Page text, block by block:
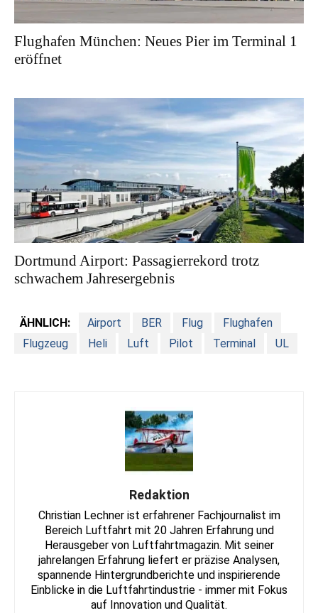
Flughafen München: Neues Pier im Terminal 1
eröffnet
Dortmund Airport: Passagierrekord trotz
schwachem Jahresergebnis
ÄHNLICH: Airport BER Flug
Flughafen
Flugzeug
Heli Luft Pilot Terminal UL
Redaktion
Christian Lechner ist erfahrener Fachjournalist im
Bereich Luftfahrt mit 20 Jahren Erfahrung und
Herausgeber von Luftfahrtmagazin. Mit seiner
jahrelangen Erfahrung liefert er präzise Analysen,
spannende Hintergrundberichte und inspirierende
Einblicke in die Luftfahrtindustrie - immer mit Fokus
auf Innovation und Qualität.